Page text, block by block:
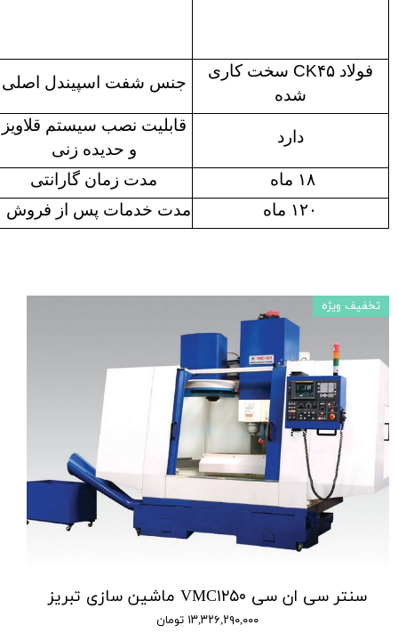
فولاد CK۴۵ سخت کاری
شده
جنس شفت اسپیندل اصلی
دارد
قابلیت نصب سیستم قلاویز
و حدیده زنی
۱۸ ماه
مدت زمان گارانتی
۱۲۰ ماه
مدت خدمات پس از فروش
سنتر سی ان سی VMC۱۲۵۰ ماشین سازی تبریز
۱۳,۳۲۶,۲۹۰,۰۰۰ تومان
تخفیف ویژه